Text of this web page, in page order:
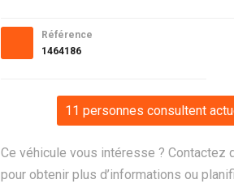
Référence
1464186
11 personnes consultent
Ce véhicule vous intéresse ?
pour obtenir plus d’informations ou